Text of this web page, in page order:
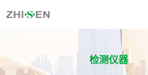
检测仪器